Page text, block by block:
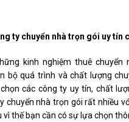
ty chuyển nhà trọn gói uy tín
kinh nghiệm thuê chuyển
bộ quá trình và chất lượng
các công ty uy tín, chất
chuyển nhà trọn gói rất nhiều
vì thế bạn cần có sự lựa chọn